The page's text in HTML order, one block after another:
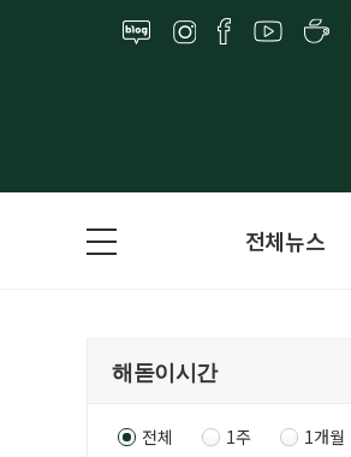
전체뉴스
전체 1주 1개월